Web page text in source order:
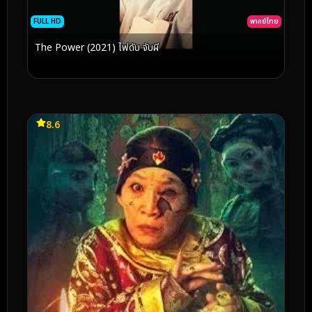
FULL HD พากย์ไทย
The Power (2021) ไฟดับ จับผี
8.6